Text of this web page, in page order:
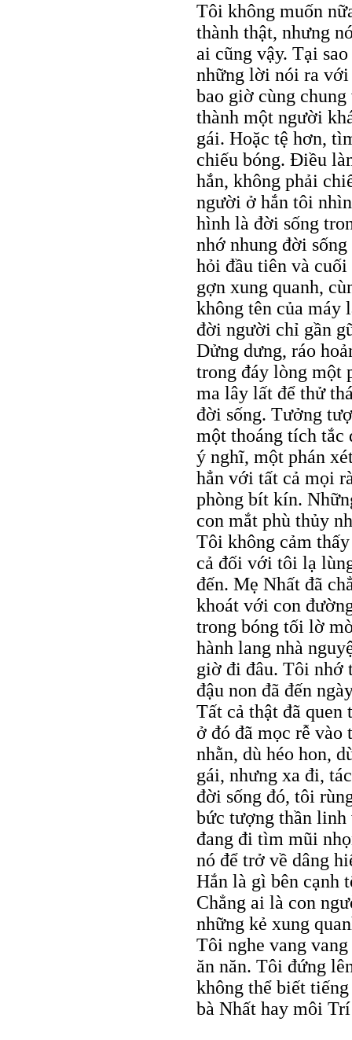
Tôi không muốn
thành thật, nhưng
ai cũng vậy. Tại
những lời nói ra với
bao giờ cùng
thành một người
gái. Hoặc tệ hơn,
chiếu bóng. Điều
hắn, không phải
người ở hắn tôi
hình là đời sống
nhớ nhung đời
hỏi đầu tiên và
gợn xung quanh,
không tên của máy
đời người chỉ gần
Dửng dưng, ráo
trong đáy lòng một
ma lây lất để thử
đời sống. Tưởng
một thoáng tích tắc
ý nghĩ, một phán
hẳn với tất cả mọi
phòng bít kín.
con mắt phù thủy
Tôi không cảm
cả đối với tôi lạ
đến. Mẹ Nhất đã
khoát với con
trong bóng tối lờ
hành lang nhà
giờ đi đâu. Tôi nhớ
đậu non đã đến
Tất cả thật đã
ở đó đã mọc rễ vào
nhằn, dù héo hon,
gái, nhưng xa đi,
đời sống đó, tôi
bức tượng thần linh
đang đi tìm mũi
nó để trở về dâng
Hắn là gì bên cạnh
Chẳng ai là con
những kẻ xung
Tôi nghe vang
ăn năn. Tôi đứng
không thể biết
bà Nhất hay môi